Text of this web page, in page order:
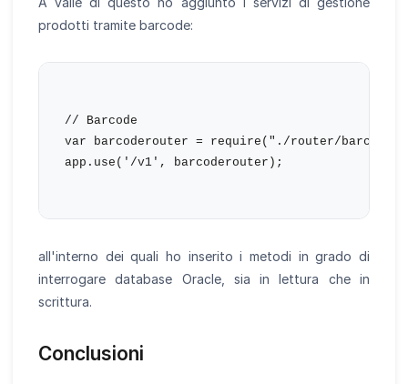
prodotti tramite barcode:
// Barcode
var barcoderouter = require("./router/
app.use('/v1', barcoderouter);
all'interno dei quali ho inserito i metodi in grado di
interrogare database Oracle, sia in lettura che in
scrittura.
Conclusioni